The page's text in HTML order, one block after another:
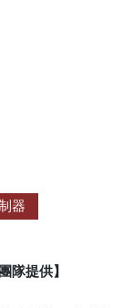
器
隊提供】